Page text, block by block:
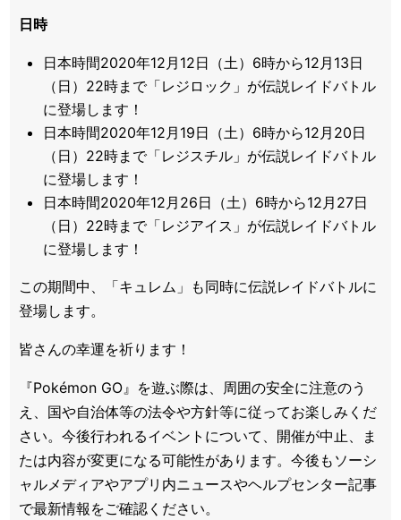
日時
日本時間2020年12月12日（土）6時から12月13日
（日）22時まで「レジロック」が伝説レイドバトル
に登場します！
日本時間2020年12月19日（土）6時から12月20日
（日）22時まで「レジスチル」が伝説レイドバトル
に登場します！
日本時間2020年12月26日（土）6時から12月27日
（日）22時まで「レジアイス」が伝説レイドバトル
に登場します！
この期間中、「キュレム」も同時に伝説レイドバトルに
登場します。
皆さんの幸運を祈ります！
『Pokémon GO』を遊ぶ際は、周囲の安全に注意のう
え、国や自治体等の法令や方針等に従ってお楽しみくだ
さい。今後行われるイベントについて、開催が中止、ま
たは内容が変更になる可能性があります。今後もソーシ
ャルメディアやアプリ内ニュースやヘルプセンター記事
で最新情報をご確認ください。